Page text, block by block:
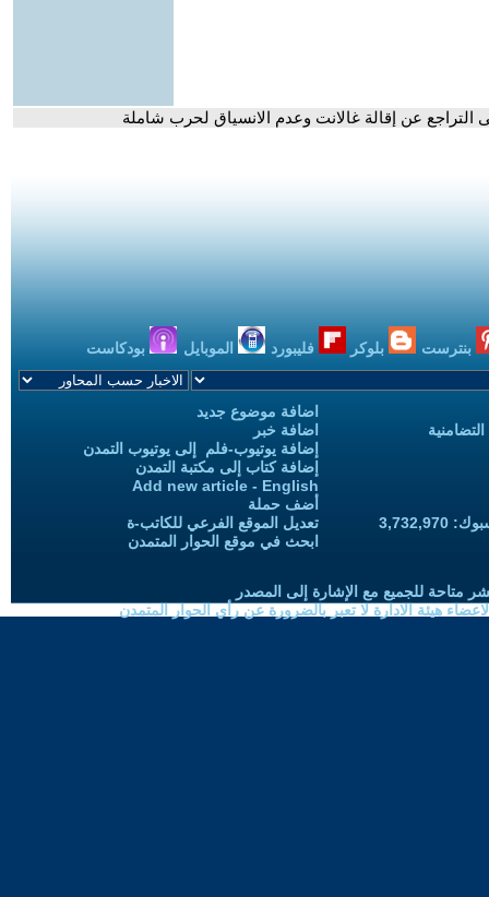
التراجع عن إقالة غالانت وعدم الانسياق لحرب شاملة
بنترست بلوكر فليبورد الموبايل بودكاست
اضافة موضوع جديد
اضافة خبر
إضافة يوتيوب-فلم إلى يوتيوب التمدن
إضافة كتاب إلى مكتبة التمدن
Add new article - English
أضف حملة
تعديل الموقع الفرعي للكاتب-ة
ابحث في موقع الحوار المتمدن
متاحة للجميع مع الإشارة إلى المصدر
هيئة الادارة لا تعبر بالضرورة عن رأي الحوار المتمدن